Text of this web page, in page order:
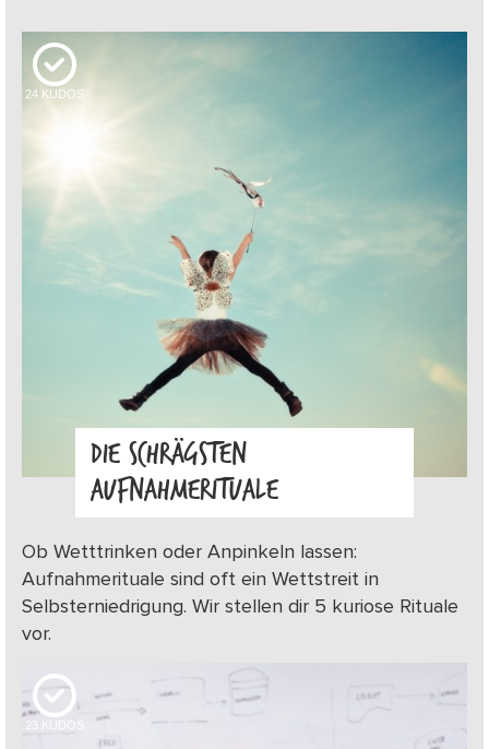
24 KUDOS
DIE SCHRÄGSTEN
AUFNAHMERITUALE
Ob Wetttrinken oder Anpinkeln lassen:
Aufnahmerituale sind oft ein Wettstreit in
Selbsterniedrigung. Wir stellen dir 5 kuriose Rituale
vor.
23 KUDOS